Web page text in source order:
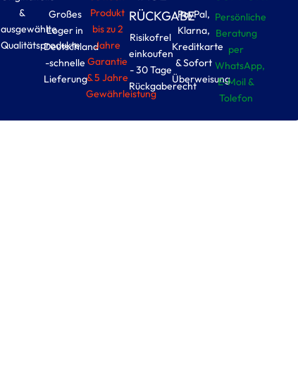
&
ausgewählte
Qualitätsprodukte
Großes
Loger in
Deutschland
-schnelle
Lieferung
Produkt
bis zu 2
Jahre
Garantie
& 5 Jahre
Gewährleistung
RÜCKGABE
Risikofrel
einkoufen
- 30 Tage
Rückgaberecht
PayPal,
Klarna,
Kreditkarte
& Sofort
Überweisung
Persönliche
Beratung
per
WhatsApp,
E-Moil &
Tolefon